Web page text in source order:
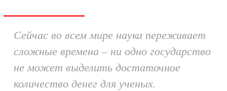
Сейчас во всем мире наука переживает
сложные времена – ни одно государство
не может выделить достаточное
количество денег для ученых.